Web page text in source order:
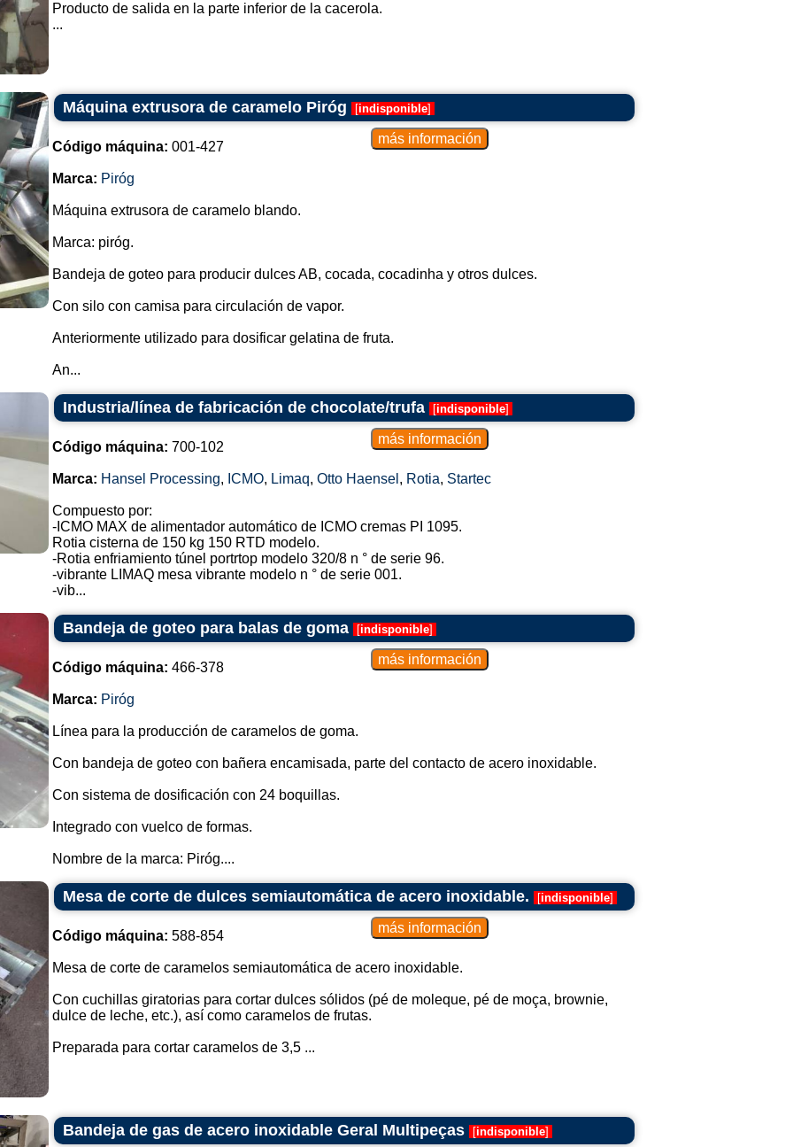
Producto de salida en la parte inferior de la cacerola.
...
Máquina extrusora de caramelo Piróg [indisponible]
Código máquina: 001-427
Marca: Piróg
Máquina extrusora de caramelo blando.
Marca: piróg.
Bandeja de goteo para producir dulces AB, cocada, cocadinha y otros dulces.
Con silo con camisa para circulación de vapor.
Anteriormente utilizado para dosificar gelatina de fruta.
An...
Industria/línea de fabricación de chocolate/trufa [indisponible]
Código máquina: 700-102
Marca: Hansel Processing, ICMO, Limaq, Otto Haensel , Rotia, Startec
Compuesto por:
-ICMO MAX de alimentador automático de ICMO cremas PI 1095.
Rotia cisterna de 150 kg 150 RTD modelo.
-Rotia enfriamiento túnel portrtop modelo 320/8 n ° de serie 96.
-vibrante LIMAQ mesa vibrante modelo n ° de serie 001.
-vib...
Bandeja de goteo para balas de goma [indisponible]
Código máquina: 466-378
Marca: Piróg
Línea para la producción de caramelos de goma.
Con bandeja de goteo con bañera encamisada, parte del contacto de acero inoxidable.
Con sistema de dosificación con 24 boquillas.
Integrado con vuelco de formas.
Nombre de la marca: Piróg....
Mesa de corte de dulces semiautomática de acero inoxidable. [indisponible]
Código máquina: 588-854
Mesa de corte de caramelos semiautomática de acero inoxidable.
Con cuchillas giratorias para cortar dulces sólidos (pé de moleque, pé de moça, brownie,
dulce de leche, etc.), así como caramelos de frutas.
Preparada para cortar caramelos de 3,5 ...
Bandeja de gas de acero inoxidable Geral Multipeças [indisponible]